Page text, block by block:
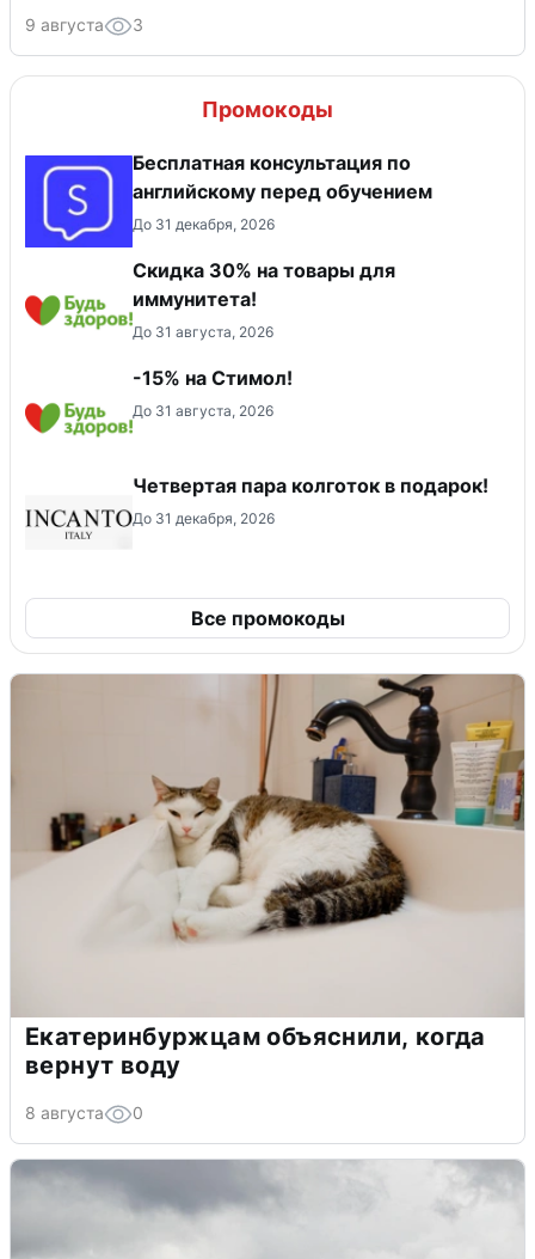
9 августа 3
Промокоды
Бесплатная консультация по
английскому перед обучением
До 31 декабря, 2026
Скидка 30% на товары для
иммунитета!
До 31 августа, 2026
-15% на Стимол!
До 31 августа, 2026
Четвертая пара колготок в подарок!
До 31 декабря, 2026
Все промокоды
Екатеринбуржцам объяснили, когда
вернут воду
8 августа 0